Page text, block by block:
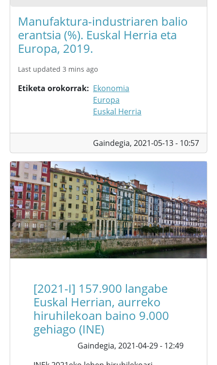
Manufaktura-industriaren balio
erantsia (%). Euskal Herria eta
Europa, 2019.
Last updated 3 mins ago
Etiketa orokorrak
Ekonomia
Europa
Euskal Herria
Gaindegia, 2021-05-13 - 10:57
[2021-I] 157.900 langabe
Euskal Herrian, aurreko
hiruhilekoan baino 9.000
gehiago (INE)
Gaindegia, 2021-04-29 - 12:49